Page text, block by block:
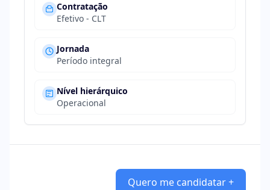
Contratação
Efetivo - CLT
Jornada
Período integral
Nível hierárquico
Operacional
Quero me candidatar +